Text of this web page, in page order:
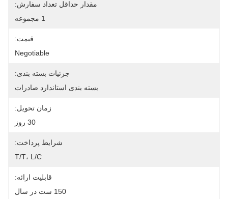
مقدار حداقل تعداد سفارش:
1 مجموعه
قیمت:
Negotiable
جزئیات بسته بندی:
بسته بندی استاندارد صادرات
زمان تحویل:
30 روز
شرایط پرداخت:
T/T، L/C
قابلیت ارائه:
150 ست در سال